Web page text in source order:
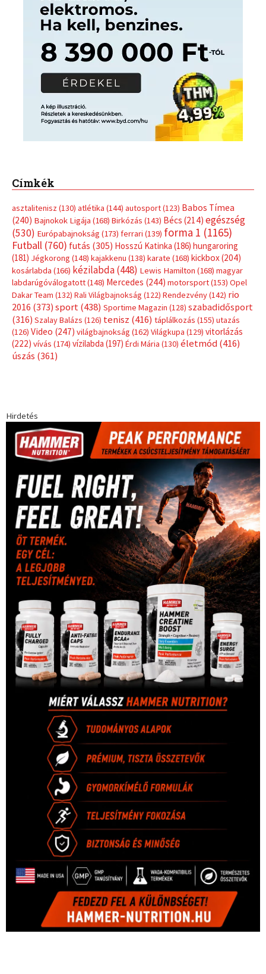
Címkék
asztalitenisz (130) atlétika (144) autosport(123) Babos Tímea
(240) Bajnokok Ligája (168) Birkózás (143) Bécs (214) egészség
(530) Európabajnokság (173) ferrari (139) forma 1 (1165)
Futball (760) futás (305) Hosszú Katinka (186) hungaroring
(181) Jégkorong (148) kajakkenu (138) karate (168) kickbox(204)
kosárlabda (166) kézilabda(448) Lewis Hamilton (168) magyar
labdarúgóválogatott(148) Mercedes (244) motorsport(153) Opel
Dakar Team (132) Rali Világbajnokság (122) Rendezvény(142) rio
2016 (373) sport(438) Sportime Magazin (128) szabadidősport
(316) Szalay Balázs (126) tenisz (416) táplálkozás (155) utazás
(126) Video (247) világbajnokság (162) Világkupa (129) vitorlázás
(222) vívás (174) vízilabda (197) Érdi Mária (130) életmód(416)
úszás (361)
Hirdetés